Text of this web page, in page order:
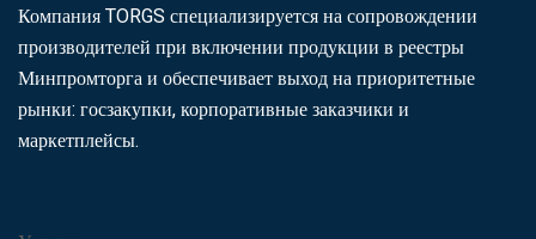
Компания TORGS специализируется на сопровождении
производителей при включении продукции в реестры
Минпромторга и обеспечивает выход на приоритетные
рынки: госзакупки, корпоративные заказчики и
маркетплейсы.